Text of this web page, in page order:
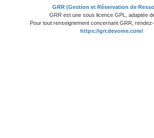
GRR (Gestion et Réservation de
GRR est une sous licence GPL, adaptée
Pour tout renseignement concernant GRR,
https://grr.devome.com/